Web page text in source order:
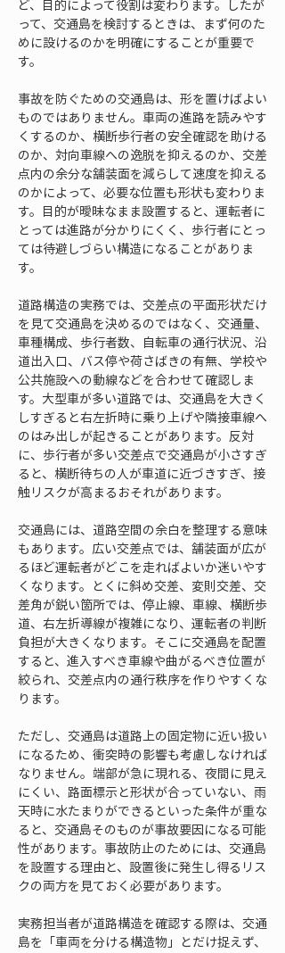
ど、目的によって役割は変わります。したが
って、交通島を検討するときは、まず何のた
めに設けるのかを明確にすることが重要で
す。
事故を防ぐための交通島は、形を置けばよい
ものではありません。車両の進路を読みやす
くするのか、横断歩行者の安全確認を助ける
のか、対向車線への逸脱を抑えるのか、交差
点内の余分な舗装面を減らして速度を抑える
のかによって、必要な位置も形状も変わりま
す。目的が曖昧なまま設置すると、運転者に
とっては進路が分かりにくく、歩行者にとっ
ては待避しづらい構造になることがありま
す。
道路構造の実務では、交差点の平面形状だけ
を見て交通島を決めるのではなく、交通量、
車種構成、歩行者数、自転車の通行状況、沿
道出入口、バス停や荷さばきの有無、学校や
公共施設への動線などを合わせて確認しま
す。大型車が多い道路では、交通島を大きく
しすぎると右左折時に乗り上げや隣接車線へ
のはみ出しが起きることがあります。反対
に、歩行者が多い交差点で交通島が小さすぎ
ると、横断待ちの人が車道に近づきすぎ、接
触リスクが高まるおそれがあります。
交通島には、道路空間の余白を整理する意味
もあります。広い交差点では、舗装面が広が
るほど運転者がどこを走ればよいか迷いやす
くなります。とくに斜め交差、変則交差、交
差角が鋭い箇所では、停止線、車線、横断歩
道、右左折導線が複雑になり、運転者の判断
負担が大きくなります。そこに交通島を配置
すると、進入すべき車線や曲がるべき位置が
絞られ、交差点内の通行秩序を作りやすくな
ります。
ただし、交通島は道路上の固定物に近い扱い
になるため、衝突時の影響も考慮しなければ
なりません。端部が急に現れる、夜間に見え
にくい、路面標示と形状が合っていない、雨
天時に水たまりができるといった条件が重な
ると、交通島そのものが事故要因になる可能
性があります。事故防止のためには、交通島
を設置する理由と、設置後に発生し得るリス
クの両方を見ておく必要があります。
実務担当者が道路構造を確認する際は、交通
島を「車両を分ける構造物」とだけ捉えず、